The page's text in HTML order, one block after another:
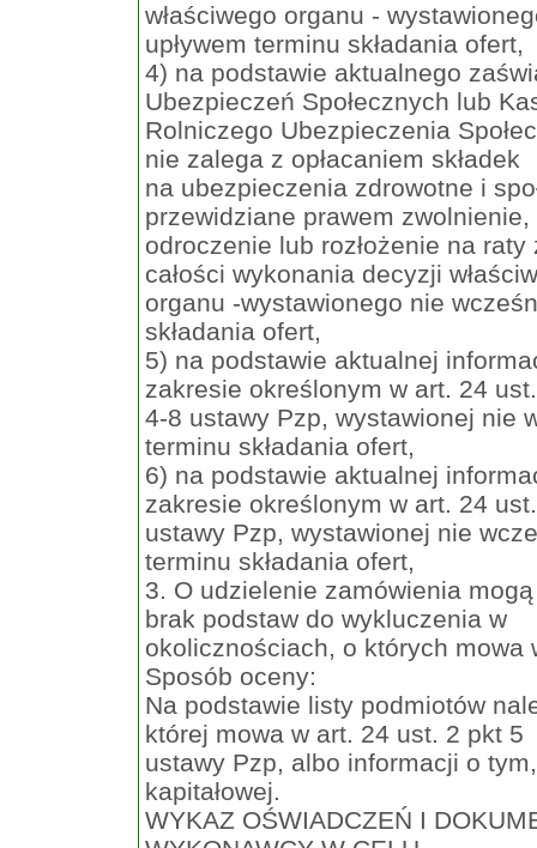
właściwego organu -
upływem terminu składania ofert,
4) na podstawie aktualnego
Ubezpieczeń Społecznych lub
Rolniczego Ubezpieczenia
nie zalega z opłacaniem składek
na ubezpieczenia zdrowotne i
przewidziane prawem zwolnienie,
odroczenie lub rozłożenie na
całości wykonania decyzji
organu -wystawionego nie
składania ofert,
5) na podstawie aktualnej
zakresie określonym w art. 24
4-8 ustawy Pzp, wystawionej nie
terminu składania ofert,
6) na podstawie aktualnej
zakresie określonym w art. 24
ustawy Pzp, wystawionej nie
terminu składania ofert,
3. O udzielenie zamówienia
brak podstaw do wykluczenia w
okolicznościach, o których mowa
Sposób oceny:
Na podstawie listy podmiotów
której mowa w art. 24 ust. 2 pkt 5
ustawy Pzp, albo informacji o
kapitałowej.
WYKAZ OŚWIADCZEŃ I